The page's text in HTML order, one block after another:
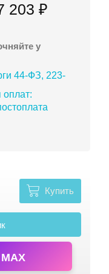
203 ₽
у
44-ФЗ, 223-
Купить